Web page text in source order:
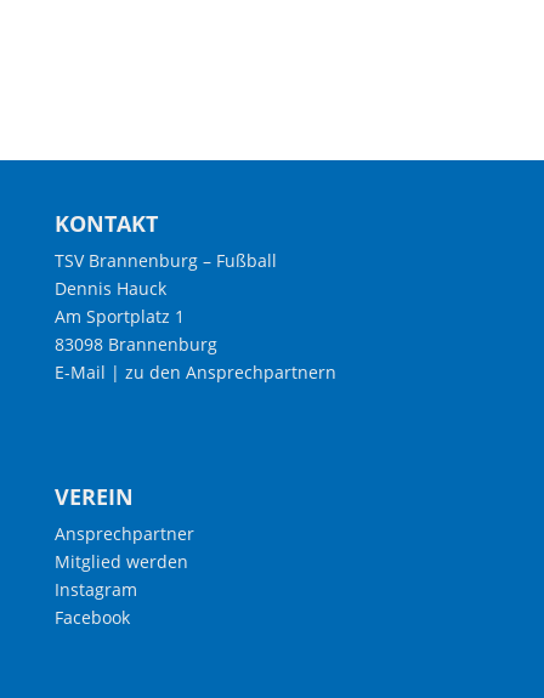
KONTAKT
TSV Brannenburg – Fußball
Dennis Hauck
Am Sportplatz 1
83098 Brannenburg
E-Mail | zu den Ansprechpartnern
VEREIN
Ansprechpartner
Mitglied werden
Instagram
Facebook